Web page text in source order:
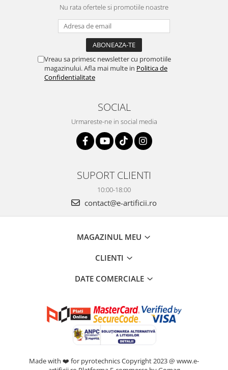
Nu rata ofertele si promotiile noastre
Vreau sa primesc newsletter cu promotiile
magazinului. Afla mai multe in Politica de
Confidentialitate
SOCIAL
Urmareste-ne in social media
SUPORT CLIENTI
10:00-18:00
contact@e-artificii.ro
MAGAZINUL MEU
CLIENTI
DATE COMERCIALE
Made with ❤️ for pyrotechnics Copyright 2023 @ www.e-